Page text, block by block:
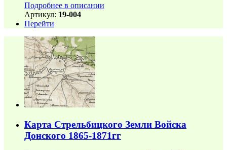
Подробнее в описании
Артикул: 19-004
Перейти
Карта Стрельбицкого Земли Войска
Донского 1865-1871гг